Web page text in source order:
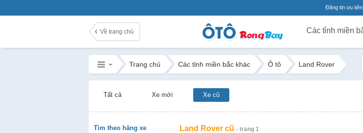
Đăng tin ưu tiên
Về trang chủ
Trang chủ Các tỉnh miền bắc khác Ô tô Land Rover
Tất cả Xe mới Xe cũ
Tìm theo hãng xe Land Rover cũ - trang 1